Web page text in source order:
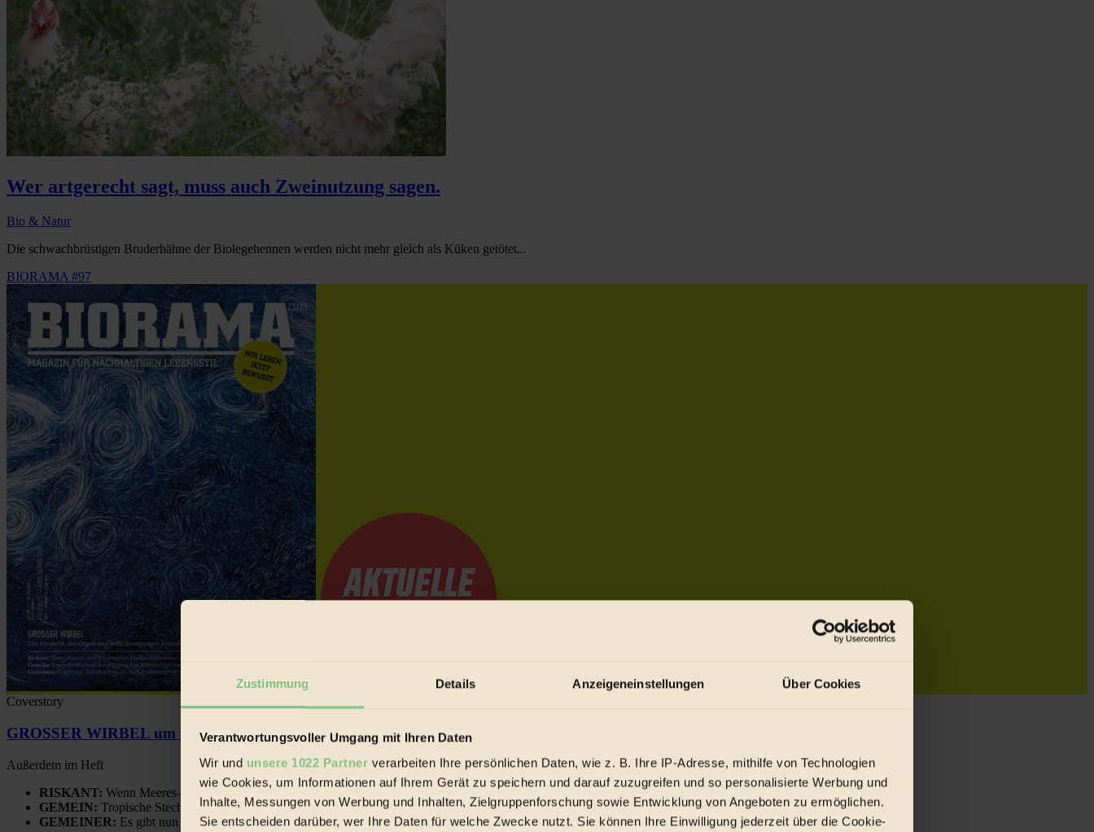
Zustimmung Details Anzeigeneinstellungen Über Cookies
Verantwortungsvoller Umgang mit Ihren Daten
Wir und unsere 1022 Partner verarbeiten Ihre persönlichen Daten, wie z. B. Ihre IP-Adresse, mithilfe von Technologien
wie Cookies, um Informationen auf Ihrem Gerät zu speichern und darauf zuzugreifen und so personalisierte Werbung und
Inhalte, Messungen von Werbung und Inhalten, Zielgruppenforschung sowie Entwicklung von Angeboten zu ermöglichen.
Sie entscheiden darüber, wer Ihre Daten für welche Zwecke nutzt. Sie können Ihre Einwilligung jederzeit über die Cookie-
Wer artgerecht sagt, muss auch Zweinutzung sagen.
Bio & Natur
Die schwachbrüstigen Bruderhähne der Biolegehennen werden nicht mehr gleich als Küken getötet...
BIORAMA #97
Coverstory
GROSSER WIRBEL um Versuche, den Ozean und seine Bewegungen festzuhalten.
Außerdem im Heft
RISKANT: Wenn Meeres- und Wildvögel im Freilandhühnerbetrieb vorbeischauen.
GEMEIN: Tropische Stechmücken fühlen sich in Mitteleuropa inziwschen oft zu Hause.
GEMEINER: Es gibt nun Weinflaschen, die nach Entleerung voll wieder zu dir zurückkommen.